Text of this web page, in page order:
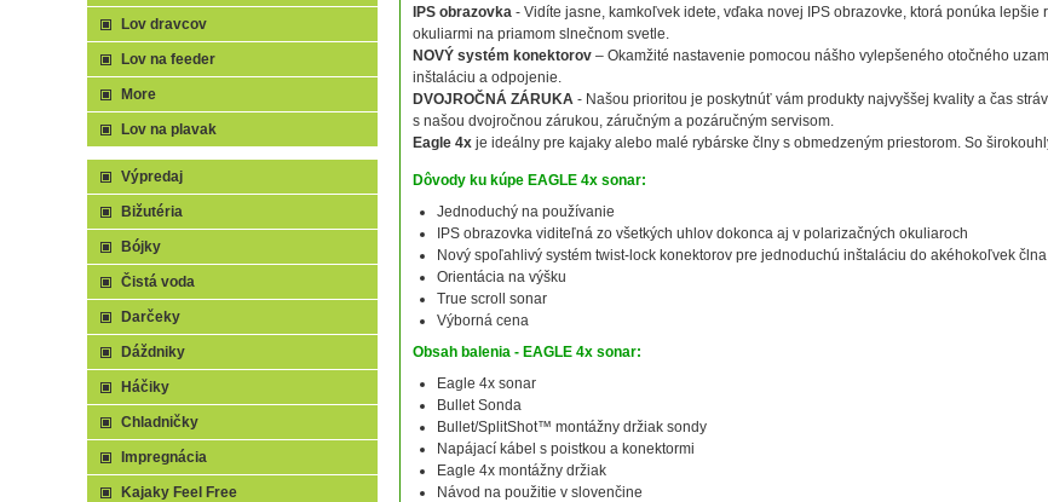
IPS obrazovka - Vidíte jasne, kamkoľvek idete, vďaka novej IPS obrazovke, ktorá ponúka
okuliarmi na priamom slnečnom svetle.
NOVÝ systém konektorov – Okamžité nastavenie pomocou nášho vylepšeného otočného
inštaláciu a odpojenie.
DVOJROČNÁ ZÁRUKA - Našou prioritou je poskytnúť vám produkty najvyššej kvality a čas
s našou dvojročnou zárukou, záručným a pozáručným servisom.
Eagle 4x je ideálny pre kajaky alebo malé rybárske člny s obmedzeným priestorom. So
Dôvody ku kúpe EAGLE 4x sonar:
Jednoduchý na používanie
IPS obrazovka viditeľná zo všetkých uhlov dokonca aj v polarizačných okuliaroch
Nový spoľahlivý systém twist-lock konektorov pre jednoduchú inštaláciu do akéhokoľvek
Orientácia na výšku
True scroll sonar
Výborná cena
Obsah balenia - EAGLE 4x sonar:
Eagle 4x sonar
Bullet Sonda
Bullet/SplitShot™ montážny držiak sondy
Napájací kábel s poistkou a konektormi
Eagle 4x montážny držiak
Návod na použitie v slovenčine
Lov dravcov
Lov na feeder
More
Lov na plavak
Výpredaj
Bižutéria
Bójky
Čistá voda
Darčeky
Dáždniky
Háčiky
Chladničky
Impregnácia
Kajaky Feel Free